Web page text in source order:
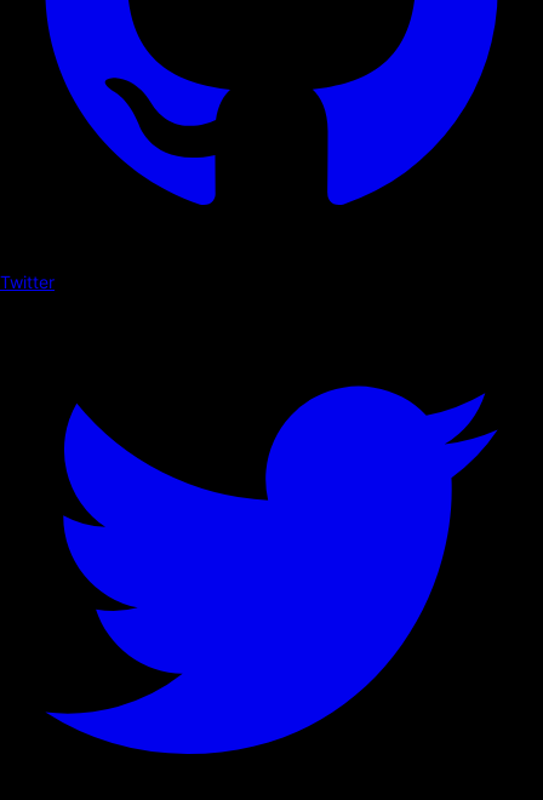
Twitter